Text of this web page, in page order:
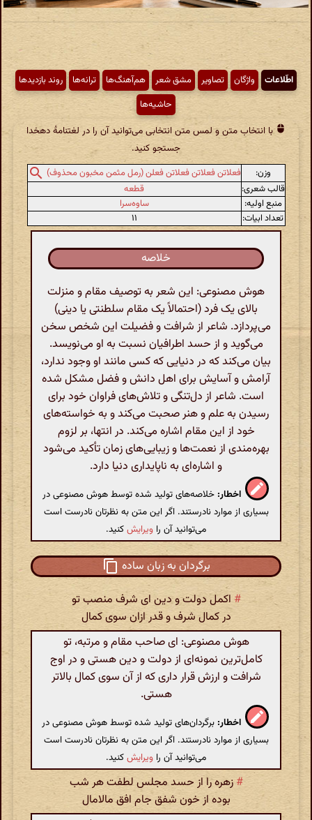
اطّلاعات واژگان تصاویر مشق شعر هم‌آهنگ‌ها ترانه‌ها
روند بازدیدها
حاشیه‌ها
با انتخاب متن و لمس متن انتخابی می‌توانید آن را در لغتنامهٔ دهخدا
جستجو کنید.
وزن:
فعلاتن فعلاتن فعلاتن فعلن (رمل مثمن مخبون محذوف)
قالب شعری:
قطعه
منبع اولیه:
ساوه‌سرا
تعداد ابیات:
۱۱
خلاصه
هوش مصنوعی: این شعر به توصیف مقام و منزلت
بالای یک فرد (احتمالاً یک مقام سلطنتی یا دینی)
می‌پردازد. شاعر از شرافت و فضیلت این شخص سخن
می‌گوید و از حسد اطرافیان نسبت به او می‌نویسد.
بیان می‌کند که در دنیایی که کسی مانند او وجود ندارد،
آرامش و آسایش برای اهل دانش و فضل مشکل شده
است. شاعر از دل‌تنگی و تلاش‌های فراوان خود برای
رسیدن به علم و هنر صحبت می‌کند و به خواسته‌های
خود از این مقام اشاره می‌کند. در انتها، بر لزوم
بهره‌مندی از نعمت‌ها و زیبایی‌های زمان تأکید می‌شود
و اشاره‌ای به ناپایداری دنیا دارد.
اخطار: خلاصه‌های تولید شده توسط هوش مصنوعی در
بسیاری از موارد نادرستند. اگر این متن به نظرتان نادرست است
می‌توانید آن را ویرایشکنید.
برگردان به زبان ساده
# اکمل دولت و دین ای شرف منصب تو
در کمال شرف و قدر ازان سوی کمال
هوش مصنوعی: ای صاحب مقام و مرتبه، تو
کامل‌ترین نمونه‌ای از دولت و دین هستی و در اوج
شرافت و ارزش قرار داری که از آن سوی کمال بالاتر
هستی.
اخطار: برگردان‌های تولید شده توسط هوش مصنوعی در
بسیاری از موارد نادرستند. اگر این متن به نظرتان نادرست است
می‌توانید آن را ویرایشکنید.
# زهره را از حسد مجلس لطفت هر شب
بوده از خون شفق جام افق مالامال